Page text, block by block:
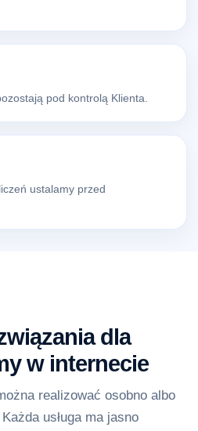
pod kontrolą Klienta.
ustalamy przed
dla
w internecie
realizować osobno albo
usługa ma jasno